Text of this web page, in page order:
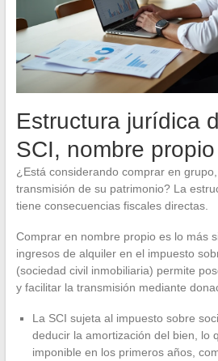
Estructura jurídica
SCI, nombre
¿Está considerando comprar en
transmisión de su patrimonio? La
tiene consecuencias fiscales directas.
Comprar en nombre propio es lo más
ingresos de alquiler en el impuesto
(sociedad civil inmobiliaria) permite
y facilitar la transmisión mediante
La SCI sujeta al impuesto sobre
deducir la amortización del bien, lo
imponible en los primeros años,